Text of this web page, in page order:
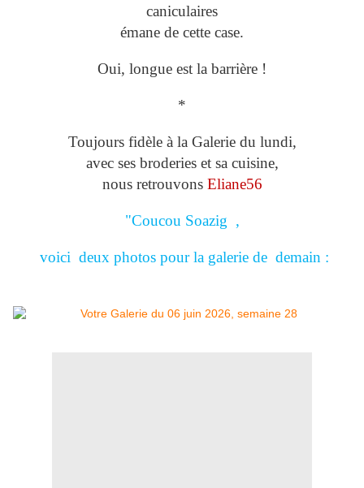
caniculaires
émane de cette case.
Oui, longue est la barrière !
*
Toujours fidèle à la Galerie du lundi,
avec ses broderies et sa cuisine,
nous retrouvons Eliane56
"Coucou Soazig ,
voici deux photos pour la galerie de demain :